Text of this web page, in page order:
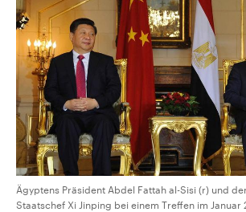
Ägyptens Präsident Abdel Fattah al-Sisi (r) und
Staatschef Xi Jinping bei einem Treffen im Januar